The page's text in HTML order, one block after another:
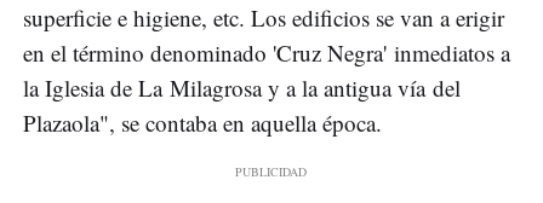
superficie e higiene, etc. Los edificios se van a erigir
en el término denominado 'Cruz Negra' inmediatos a
la Iglesia de La Milagrosa y a la antigua vía del
Plazaola", se contaba en aquella época.